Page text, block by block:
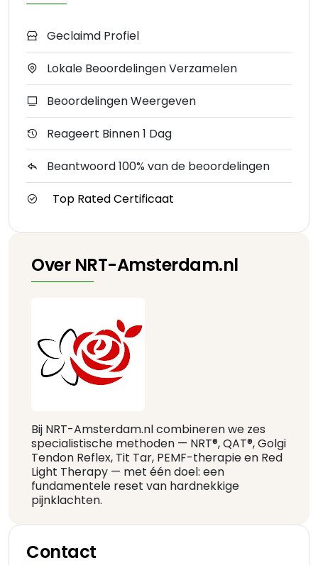
Geclaimd Profiel
Lokale Beoordelingen Verzamelen
Beoordelingen Weergeven
Reageert Binnen 1 Dag
Beantwoord 100% van de beoordelingen
Top Rated Certificaat
Over NRT-Amsterdam.nl
Bij NRT-Amsterdam.nl combineren we zes
specialistische methoden — NRT®, QAT®, Golgi
Tendon Reflex, Tit Tar, PEMF-therapie en Red
Light Therapy — met één doel: een
fundamentele reset van hardnekkige
pijnklachten.
Contact